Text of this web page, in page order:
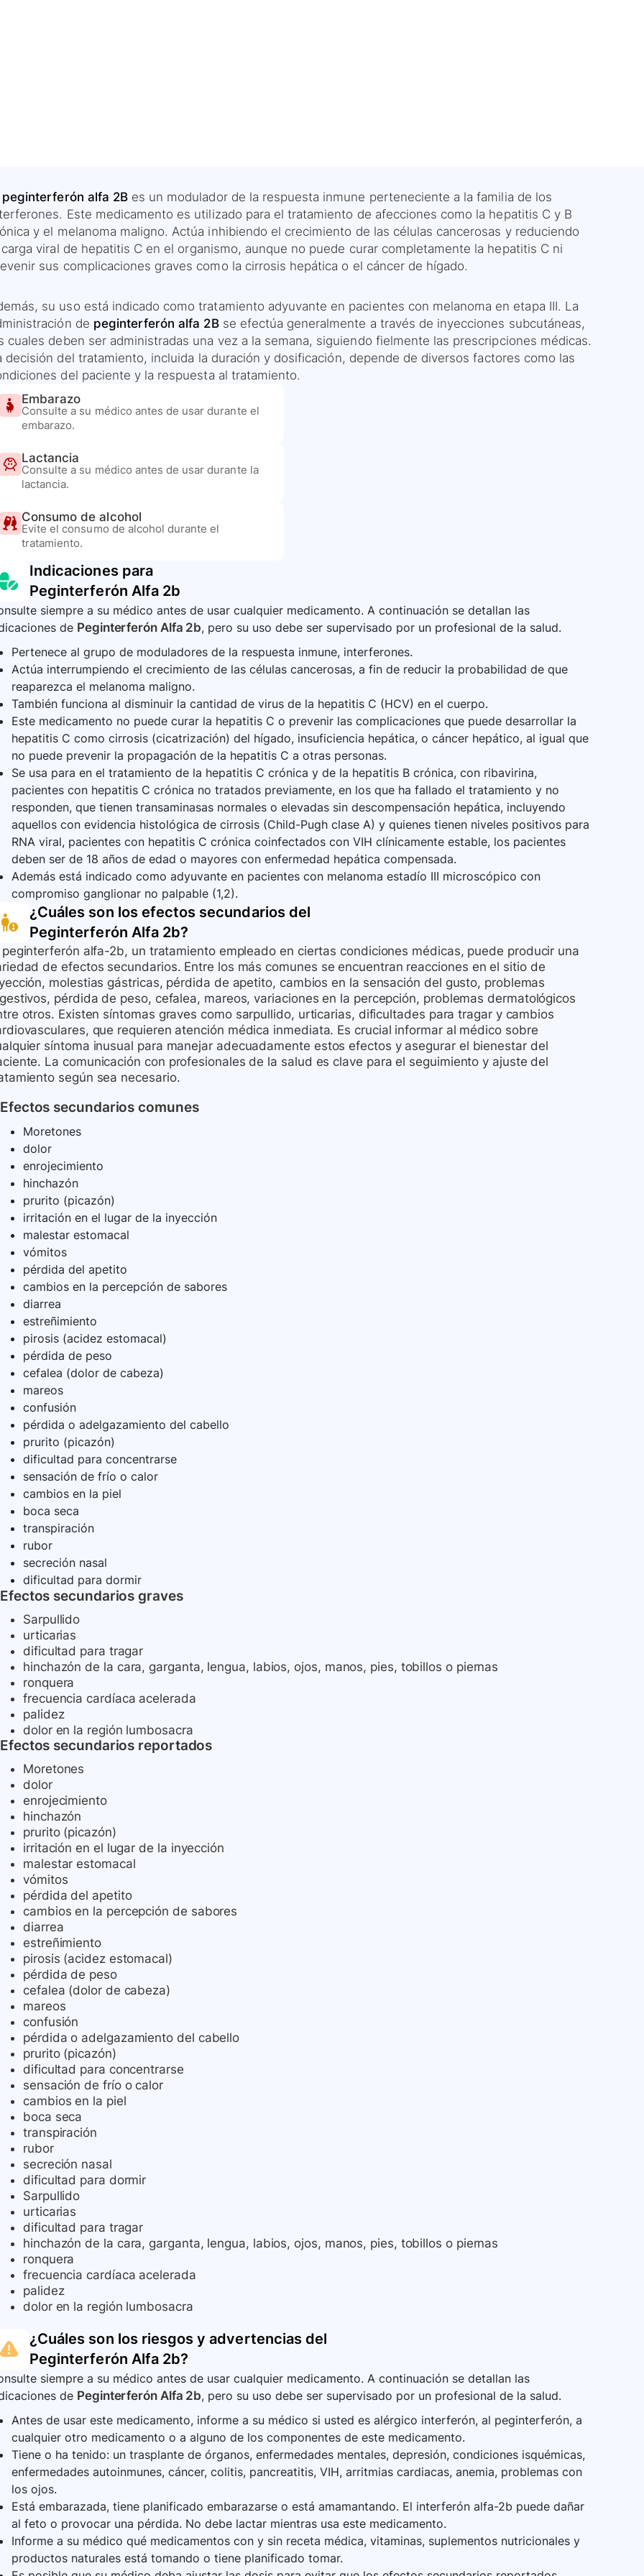
peginterferón alfa 2Bes un modulador de la respuesta inmune perteneciente a la familia de los
Este medicamento es utilizado para el tratamiento de afecciones como la hepatitis C y B
y el melanoma maligno. Actúa inhibiendo el crecimiento de las células cancerosas y reduciendo
viral de hepatitis C en el organismo, aunque no puede curar completamente la hepatitis C ni
sus complicaciones graves como la cirrosis hepática o el cáncer de hígado.
su uso está indicado como tratamiento adyuvante en pacientes con melanoma en etapa III. La
de peginterferón alfa 2Bse efectúa generalmente a través de inyecciones subcutáneas,
cuales deben ser administradas una vez a la semana, siguiendo fielmente las prescripciones médicas.
decisión del tratamiento, incluida la duración y dosificación, depende de diversos factores como las
del paciente y la respuesta al tratamiento.
Embarazo
Consulte a su médico antes de usar durante el
embarazo.
Lactancia
Consulte a su médico antes de usar durante la
lactancia.
Consumo de alcohol
Evite el consumo de alcohol durante el
tratamiento.
Indicaciones para
Peginterferón Alfa 2b
siempre a su médico antes de usar cualquier medicamento. A continuación se detallan las
de Peginterferón Alfa 2b, pero su uso debe ser supervisado por un profesional de la salud.
Pertenece al grupo de moduladores de la respuesta inmune, interferones.
Actúa interrumpiendo el crecimiento de las células cancerosas, a fin de reducir la probabilidad de que
reaparezca el melanoma maligno.
También funciona al disminuir la cantidad de virus de la hepatitis C (HCV) en el cuerpo.
Este medicamento no puede curar la hepatitis C o prevenir las complicaciones que puede desarrollar la
hepatitis C como cirrosis (cicatrización) del hígado, insuficiencia hepática, o cáncer hepático, al igual que
no puede prevenir la propagación de la hepatitis C a otras personas.
Se usa para en el tratamiento de la hepatitis C crónica y de la hepatitis B crónica, con ribavirina,
pacientes con hepatitis C crónica no tratados previamente, en los que ha fallado el tratamiento y no
responden, que tienen transaminasas normales o elevadas sin descompensación hepática, incluyendo
aquellos con evidencia histológica de cirrosis (Child-Pugh clase A) y quienes tienen niveles positivos para
RNA viral, pacientes con hepatitis C crónica coinfectados con VIH clínicamente estable, los pacientes
deben ser de 18 años de edad o mayores con enfermedad hepática compensada.
Además está indicado como adyuvante en pacientes con melanoma estadío III microscópico con
compromiso ganglionar no palpable (1,2).
¿Cuáles son los efectos secundarios del
Peginterferón Alfa 2b?
peginterferón alfa-2b, un tratamiento empleado en ciertas condiciones médicas, puede producir una
de efectos secundarios. Entre los más comunes se encuentran reacciones en el sitio de
molestias gástricas, pérdida de apetito, cambios en la sensación del gusto, problemas
pérdida de peso, cefalea, mareos, variaciones en la percepción, problemas dermatológicos
otros. Existen síntomas graves como sarpullido, urticarias, dificultades para tragar y cambios
que requieren atención médica inmediata. Es crucial informar al médico sobre
síntoma inusual para manejar adecuadamente estos efectos y asegurar el bienestar del
La comunicación con profesionales de la salud es clave para el seguimiento y ajuste del
según sea necesario.
Efectos secundarios comunes
Moretones
dolor
enrojecimiento
hinchazón
prurito (picazón)
irritación en el lugar de la inyección
malestar estomacal
vómitos
pérdida del apetito
cambios en la percepción de sabores
diarrea
estreñimiento
pirosis (acidez estomacal)
pérdida de peso
cefalea (dolor de cabeza)
mareos
confusión
pérdida o adelgazamiento del cabello
prurito (picazón)
dificultad para concentrarse
sensación de frío o calor
cambios en la piel
boca seca
transpiración
rubor
secreción nasal
dificultad para dormir
Efectos secundarios graves
Sarpullido
urticarias
dificultad para tragar
hinchazón de la cara, garganta, lengua, labios, ojos, manos, pies, tobillos o piernas
ronquera
frecuencia cardíaca acelerada
palidez
dolor en la región lumbosacra
Efectos secundarios reportados
Moretones
dolor
enrojecimiento
hinchazón
prurito (picazón)
irritación en el lugar de la inyección
malestar estomacal
vómitos
pérdida del apetito
cambios en la percepción de sabores
diarrea
estreñimiento
pirosis (acidez estomacal)
pérdida de peso
cefalea (dolor de cabeza)
mareos
confusión
pérdida o adelgazamiento del cabello
prurito (picazón)
dificultad para concentrarse
sensación de frío o calor
cambios en la piel
boca seca
transpiración
rubor
secreción nasal
dificultad para dormir
Sarpullido
urticarias
dificultad para tragar
hinchazón de la cara, garganta, lengua, labios, ojos, manos, pies, tobillos o piernas
ronquera
frecuencia cardíaca acelerada
palidez
dolor en la región lumbosacra
¿Cuáles son los riesgos y advertencias del
Peginterferón Alfa 2b?
siempre a su médico antes de usar cualquier medicamento. A continuación se detallan las
de Peginterferón Alfa 2b, pero su uso debe ser supervisado por un profesional de la salud.
Antes de usar este medicamento, informe a su médico si usted es alérgico interferón, al peginterferón, a
cualquier otro medicamento o a alguno de los componentes de este medicamento.
Tiene o ha tenido: un trasplante de órganos, enfermedades mentales, depresión, condiciones isquémicas,
enfermedades autoinmunes, cáncer, colitis, pancreatitis, VIH, arritmias cardiacas, anemia, problemas con
los ojos.
Está embarazada, tiene planificado embarazarse o está amamantando. El interferón alfa-2b puede dañar
al feto o provocar una pérdida. No debe lactar mientras usa este medicamento.
Informe a su médico qué medicamentos con y sin receta médica, vitaminas, suplementos nutricionales y
productos naturales está tomando o tiene planificado tomar.